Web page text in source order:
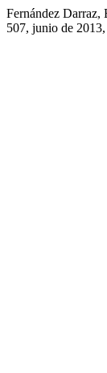
Fernández
507, junio de